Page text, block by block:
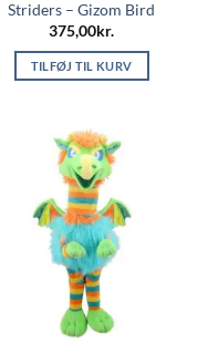
Striders – Gizom Bird
375,00kr.
TILFØJ TIL KURV